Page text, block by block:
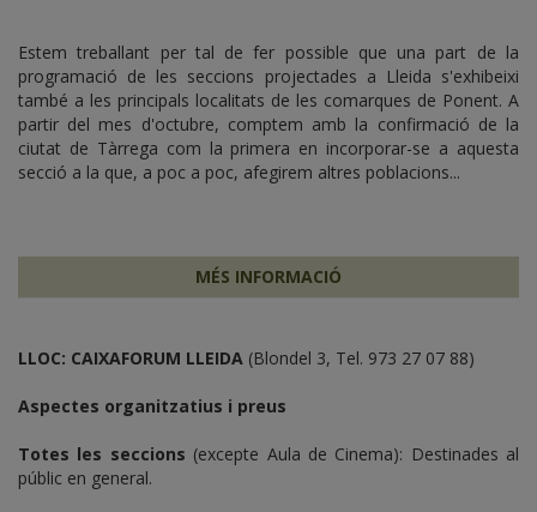
Estem treballant per tal de fer possible que una part de la
programació de les seccions projectades a Lleida s'exhibeixi
també a les principals localitats de les comarques de Ponent. A
partir del mes d'octubre, comptem amb la confirmació de la
ciutat de Tàrrega com la primera en incorporar-se a aquesta
secció a la que, a poc a poc, afegirem altres poblacions...
MÉS INFORMACIÓ
LLOC: CAIXAFORUM LLEIDA (Blondel 3, Tel. 973 27 07 88)
Aspectes organitzatius i preus
Totes les seccions (excepte Aula de Cinema): Destinades al
públic en general.